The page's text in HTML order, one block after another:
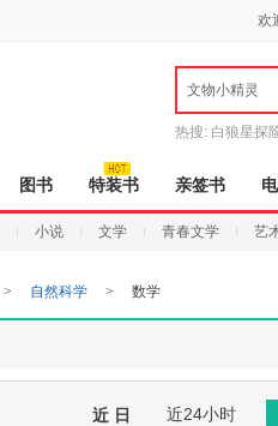
欢
文物小精灵
热搜: 白狼星探
图书 特装书 亲签书
小说 文学 青春文学 艺
> 自然科学 > 数学
近 日 近24小时